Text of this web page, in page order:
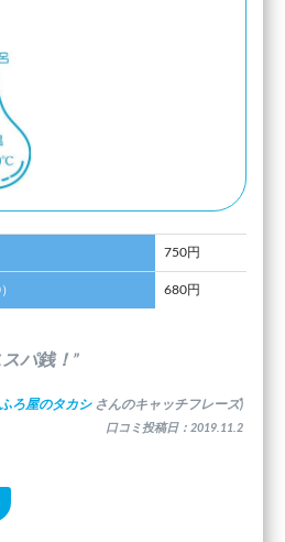
750円
680円
パ銭！”
ふろ屋のタカシ さんのキャッチフレーズ)
口コミ投稿日：2019.11.2